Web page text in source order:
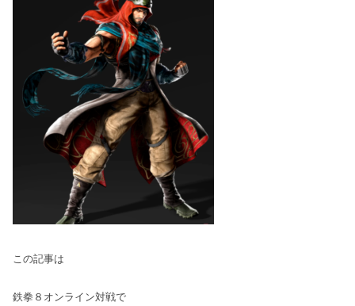
この記事は
鉄拳８オンライン対戦で